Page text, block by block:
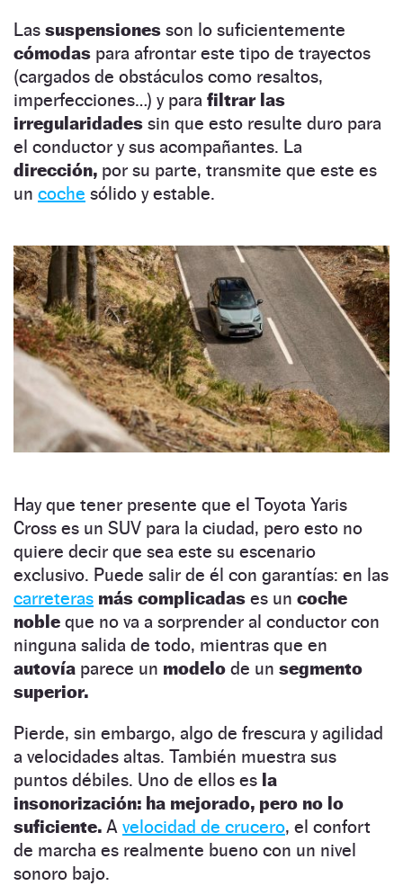
Las suspensiones son lo suficientemente
cómodas para afrontar este tipo de trayectos
(cargados de obstáculos como resaltos,
imperfecciones…) y para filtrar las
irregularidades sin que esto resulte duro para
el conductor y sus acompañantes. La
dirección, por su parte, transmite que este es
un coche sólido y estable.
Hay que tener presente que el Toyota Yaris
Cross es un SUV para la ciudad, pero esto no
quiere decir que sea este su escenario
exclusivo. Puede salir de él con garantías: en las
carreteras más complicadas es un coche
noble que no va a sorprender al conductor con
ninguna salida de todo, mientras que en
autovía parece un modelo de un segmento
superior.
Pierde, sin embargo, algo de frescura y agilidad
a velocidades altas. También muestra sus
puntos débiles. Uno de ellos es la
insonorización: ha mejorado, pero no lo
suficiente. A velocidad de crucero, el confort
de marcha es realmente bueno con un nivel
sonoro bajo.